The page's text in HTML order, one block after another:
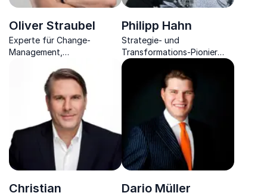
Oliver Straubel
Experte für Change-
Management,
Unternehmenskultur, Team-
Building, Führungskräfte-
und Organisations-
Entwicklung
Philipp Hahn
Strategie- und
Transformations-Pionier
bietet Einblicke in
Zukunftsthemen wie KI,
Digitalisierung und Change.
Christian
Dario Müller